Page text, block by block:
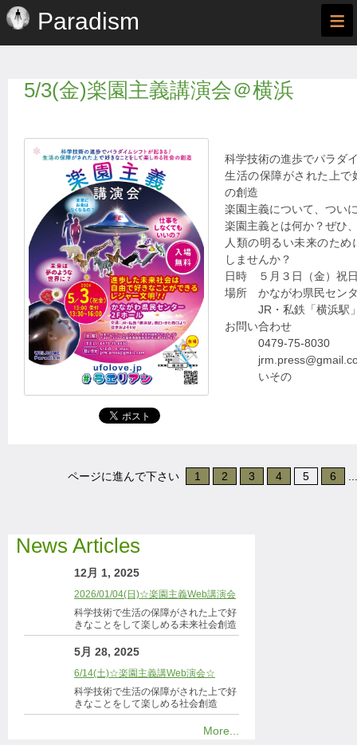
Paradism ≡
5/3(金)楽園主義講演会＠横浜
科学技術の進歩でパラダ
生活の保障がされた上で
の創造
楽園主義について、つい
楽園主義とは何か？ぜひ
人類の明るい未来のた
しませんか？
日時 ５月３日（金）祝
場所 かながわ県民セン
JR・私鉄「横浜駅」
お問い合わせ
0479-75-8030
いその
ページに進んで下さい 1 2 3 4 5 6
News Articles
12月 1, 2025
2026/01/04(日)☆楽園主義Web講演会
科学技術で生活の保障がされた上で好
きなことをして楽しめる未来社会創造
5月 28, 2025
6/14(土)☆楽園主義講Web演会☆
科学技術で生活の保障がされた上で好
きなことをして楽しめる社会創造
More...